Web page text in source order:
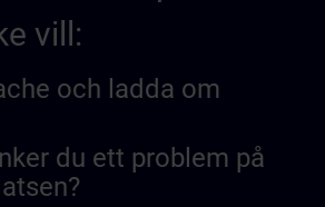
vill:
och ladda om
du ett problem på